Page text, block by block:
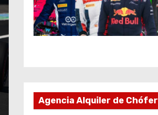
Agencia Alquiler de Chófer